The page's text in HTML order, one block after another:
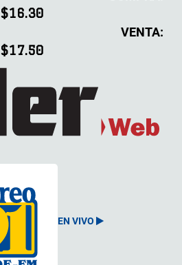
$16.30
VENTA:
$17.50
EN VIVO